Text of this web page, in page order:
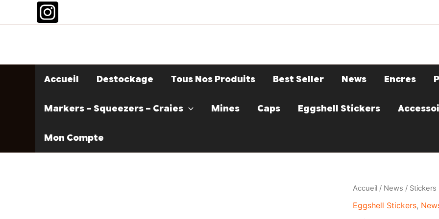
Accueil Destockage Tous Nos Produits Best Seller News Encres
Markers – Squeezers – Craies Mines Caps Eggshell Stickers
Mon Compte
Accueil / News / Stickers
Eggshell Stickers,